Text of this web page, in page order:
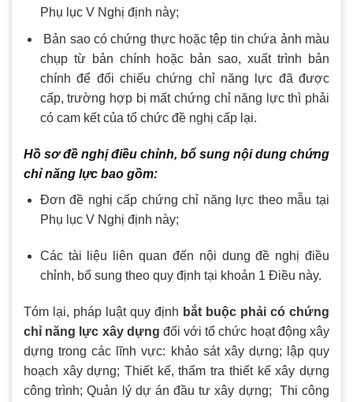
Phụ lục V Nghị định này;
Bản sao có chứng thực hoặc tệp tin chứa ảnh màu
chụp từ bản chính hoặc bản sao, xuất trình bản
chính để đối chiếu chứng chỉ năng lực đã được
cấp, trường hợp bị mất chứng chỉ năng lực thì phải
có cam kết của tổ chức đề nghị cấp lại.
Hồ sơ đề nghị điều chỉnh, bổ sung nội dung chứng
chỉ năng lực bao gồm:
Đơn đề nghị cấp chứng chỉ năng lực theo mẫu tại
Phụ lục V Nghị định này;
Các tài liệu liên quan đến nội dung đề nghị điều
chỉnh, bổ sung theo quy định tại khoản 1 Điều này.
Tóm lại, pháp luật quy định bắt buộc phải có chứng
chỉ năng lực xây dựng đối với tổ chức hoạt động xây
dựng trong các lĩnh vực: khảo sát xây dựng; lập quy
hoạch xây dựng; Thiết kế, thẩm tra thiết kế xây dựng
công trình; Quản lý dự án đầu tư xây dựng; Thi công